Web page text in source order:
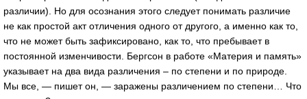
различии). Но для осознания этого следует понимать различие
не как простой акт отличения одного от другого, а именно как то,
что не может быть зафиксировано, как то, что пребывает в
постоянной изменчивости. Бергсон в работе «Материя и память»
указывает на два вида различения – по степени и по природе.
Мы все, — пишет он, — заражены различением по степени… Что